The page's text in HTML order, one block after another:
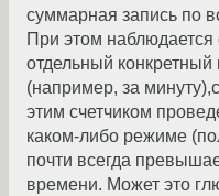
суммарная запись по
При этом
отдельный
(например, за
этим счетчиком
каком-либо режиме
почти всегда
времени. Может это